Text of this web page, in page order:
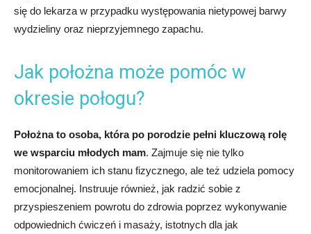
się do lekarza w przypadku występowania nietypowej barwy
wydzieliny oraz nieprzyjemnego zapachu.
Jak położna może pomóc w
okresie połogu?
Położna to osoba, która po porodzie pełni kluczową rolę
we wsparciu młodych mam. Zajmuje się nie tylko
monitorowaniem ich stanu fizycznego, ale też udziela pomocy
emocjonalnej. Instruuje również, jak radzić sobie z
przyspieszeniem powrotu do zdrowia poprzez wykonywanie
odpowiednich ćwiczeń i masaży, istotnych dla jak